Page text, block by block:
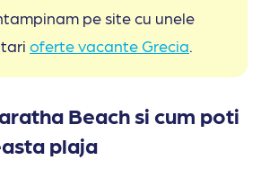
pe site cu unele
oferte vacante Grecia
Beach si cum poti
plaja